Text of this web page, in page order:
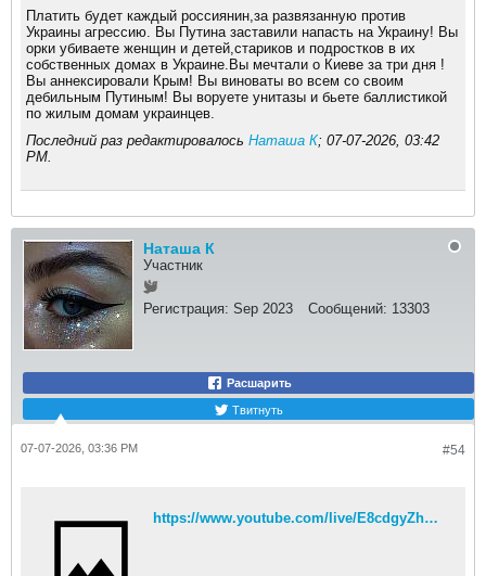
Платить будет каждый россиянин,за развязанную против
Украины агрессию. Вы Путина заставили напасть на Украину! Вы
орки убиваете женщин и детей,стариков и подростков в их
собственных домах в Украине.Вы мечтали о Киеве за три дня !
Вы аннексировали Крым! Вы виноваты во всем со своим
дебильным Путиным! Вы воруете унитазы и бьете баллистикой
по жилым домам украинцев.
Последний раз редактировалось Наташа К; 07-07-2026, 03:42
PM.
Наташа К
Участник
Регистрация: Sep 2023 Сообщений: 13303
Расшарить
Твитнуть
#54
07-07-2026, 03:36 PM
https://www.youtube.com/live/E8cdgyZhzNQ?is=3YoMFE6n9mozZxAL